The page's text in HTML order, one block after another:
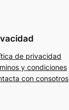
de privacidad
y condiciones
con consotros